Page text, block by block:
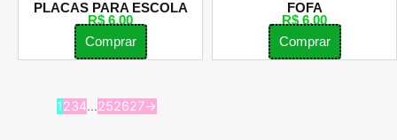
PLACAS PARA ESCOLA
R$ 6,00
Comprar
FOFA
R$ 6,00
Comprar
1234…252627→